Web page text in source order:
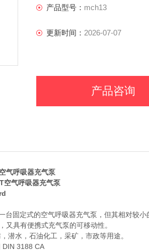
产地:意大利
产品型号： mch13
更新时间： 2026-07-07
产品咨询
吸器充气泵
空气呼吸器充气泵
台固定式的空气呼吸器充气泵，但其相对较
又具有便携式充气泵的可移动性。
潜水，石油化工，采矿，市政等用途。
DIN 3188 CA